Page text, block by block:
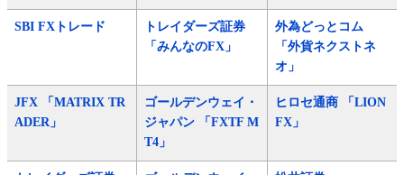
SBI FXトレード
トレイダーズ証券
「みんなのFX」
外為どっとコム
「外貨ネクストネ
オ」
JFX 「MATRIX TR
ADER」
ゴールデンウェイ・
ジャパン 「FXTF M
T4」
ヒロセ通商 「LION
FX」